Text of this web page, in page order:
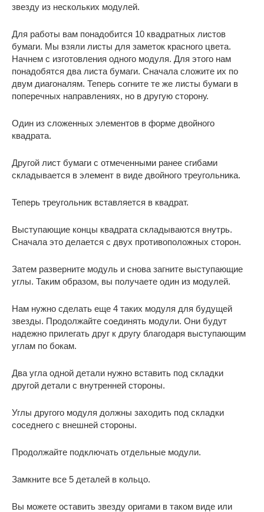
звезду из нескольких модулей.
Для работы вам понадобится 10 квадратных листов
бумаги. Мы взяли листы для заметок красного цвета.
Начнем с изготовления одного модуля. Для этого нам
понадобятся два листа бумаги. Сначала сложите их по
двум диагоналям. Теперь согните те же листы бумаги в
поперечных направлениях, но в другую сторону.
Один из сложенных элементов в форме двойного
квадрата.
Другой лист бумаги с отмеченными ранее сгибами
складывается в элемент в виде двойного треугольника.
Теперь треугольник вставляется в квадрат.
Выступающие концы квадрата складываются внутрь.
Сначала это делается с двух противоположных сторон.
Затем разверните модуль и снова загните выступающие
углы. Таким образом, вы получаете один из модулей.
Нам нужно сделать еще 4 таких модуля для будущей
звезды. Продолжайте соединять модули. Они будут
надежно прилегать друг к другу благодаря выступающим
углам по бокам.
Два угла одной детали нужно вставить под складки
другой детали с внутренней стороны.
Углы другого модуля должны заходить под складки
соседнего с внешней стороны.
Продолжайте подключать отдельные модули.
Замкните все 5 деталей в кольцо.
Вы можете оставить звезду оригами в таком виде или